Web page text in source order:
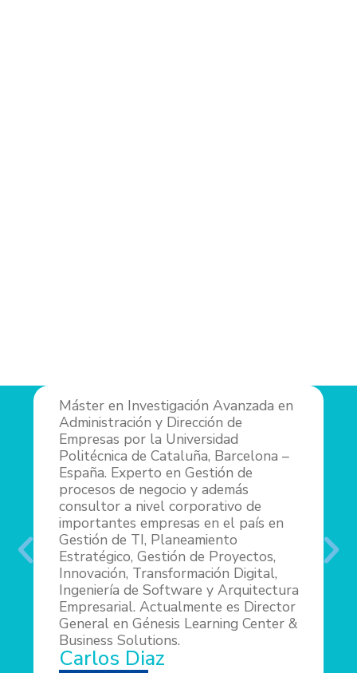
Máster en Investigación Avanzada en
Administración y Dirección de
Empresas por la Universidad
Politécnica de Cataluña, Barcelona –
España. Experto en Gestión de
procesos de negocio y además
consultor a nivel corporativo de
importantes empresas en el país en
Gestión de TI, Planeamiento
Estratégico, Gestión de Proyectos,
Innovación, Transformación Digital,
Ingeniería de Software y Arquitectura
Empresarial. Actualmente es Director
General en Génesis Learning Center &
Business Solutions.
Carlos Diaz